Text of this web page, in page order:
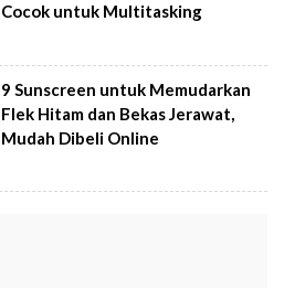
Cocok untuk Multitasking
9 Sunscreen untuk Memudarkan
Flek Hitam dan Bekas Jerawat,
Mudah Dibeli Online